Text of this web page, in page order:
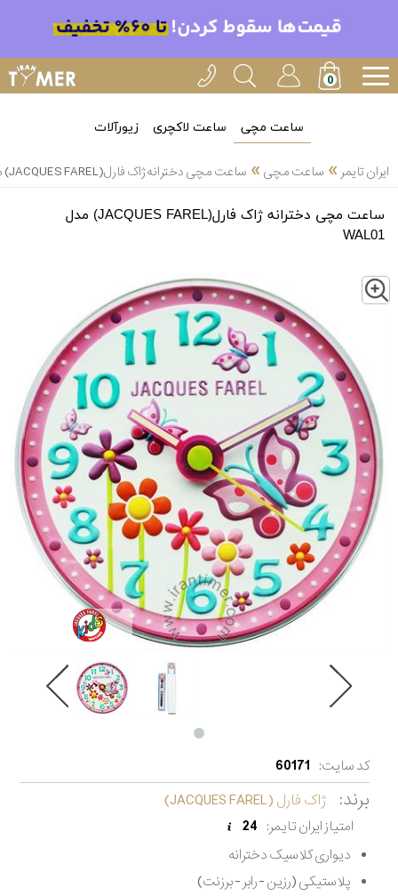
ساعت مچی ساعت لاکچری زیورآلات
ایران تایمر » ساعت مچی» ساعت مچی دخترانه ژاک فارل(JACQUES FAREL) مدل WAL01
ساعت مچی دخترانه ژاک فارل(JACQUES FAREL) مدل
WAL01
کد سایت: 60171
برند: ژاک فارل (JACQUES FAREL)
امتیاز ایران تایمر: 24
دیواری کلاسیک دخترانه
پلاستیکی (رزین - رابر - برزنت)